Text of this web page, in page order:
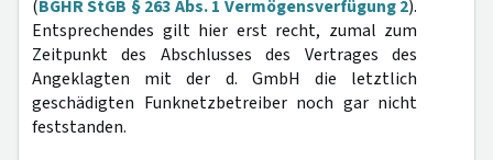
(BGHR StGB § 263 Abs. 1 Vermögensverfügung 2).
Entsprechendes gilt hier erst recht, zumal zum
Zeitpunkt des Abschlusses des Vertrages des
Angeklagten mit der d. GmbH die letztlich
geschädigten Funknetzbetreiber noch gar nicht
feststanden.